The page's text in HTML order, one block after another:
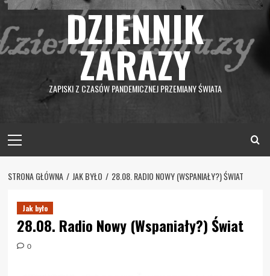
DZIENNIK
ZARAZY
ZAPISKI Z CZASÓW PANDEMICZNEJ PRZEMIANY ŚWIATA
Menu
STRONA GŁÓWNA JAK BYŁO 28.08. RADIO NOWY (WSPANIAŁY?) ŚWIAT
Jak było
28.08. Radio Nowy (Wspaniały?) Świat
0